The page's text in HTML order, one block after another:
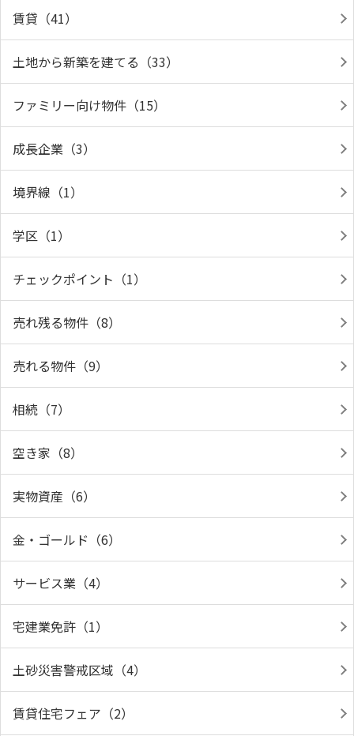
賃貸（41）
土地から新築を建てる（33）
ファミリー向け物件（15）
成長企業（3）
境界線（1）
学区（1）
チェックポイント（1）
売れ残る物件（8）
売れる物件（9）
相続（7）
空き家（8）
実物資産（6）
金・ゴールド（6）
サービス業（4）
宅建業免許（1）
土砂災害警戒区域（4）
賃貸住宅フェア（2）